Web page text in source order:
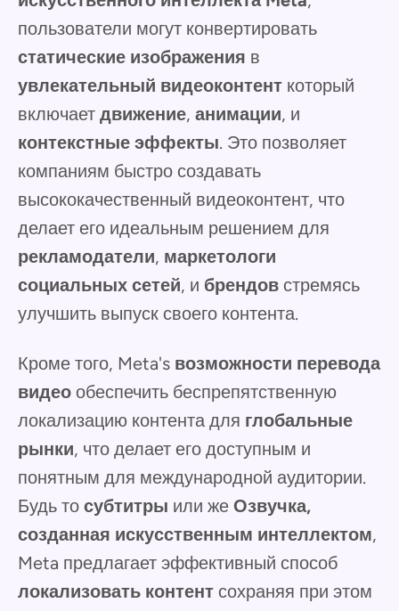
пользователи могут конвертировать
статические изображения в
увлекательный видеоконтент который
включает движение, анимации, и
контекстные эффекты. Это позволяет
компаниям быстро создавать
высококачественный видеоконтент, что
делает его идеальным решением для
рекламодатели, маркетологи
социальных сетей, и брендов стремясь
улучшить выпуск своего контента.
Кроме того, Meta's возможности перевода
видео обеспечить беспрепятственную
локализацию контента для глобальные
рынки, что делает его доступным и
понятным для международной аудитории.
Будь то субтитры или же Озвучка,
созданная искусственным интеллектом,
Meta предлагает эффективный способ
локализовать контент сохраняя при этом